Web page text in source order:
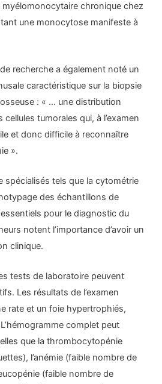
chronique chez
une monocytose manifeste à
recherche a également noté un
caractéristique sur la biopsie
: « … une distribution
tumorales qui, à l’examen
et donc difficile à reconnaître
».
spécialisés tels que la cytométrie
des échantillons de
pour le diagnostic du
notent l’importance d’avoir un
clinique.
tests de laboratoire peuvent
Les résultats de l’examen
rate et un foie hypertrophiés,
complet peut
que la thrombocytopénie
l’anémie (faible nombre de
(faible nombre de